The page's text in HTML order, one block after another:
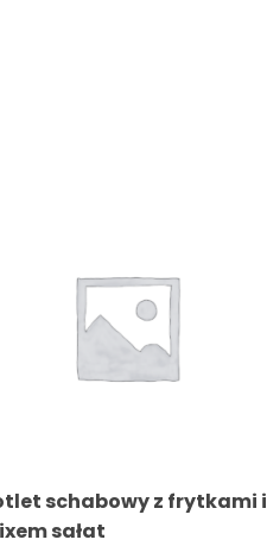
schabowy z frytkami i
sałat